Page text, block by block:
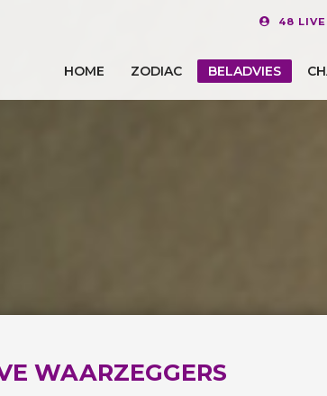
48
HOME ZODIAC BELADVIES
WAARZEGGERS